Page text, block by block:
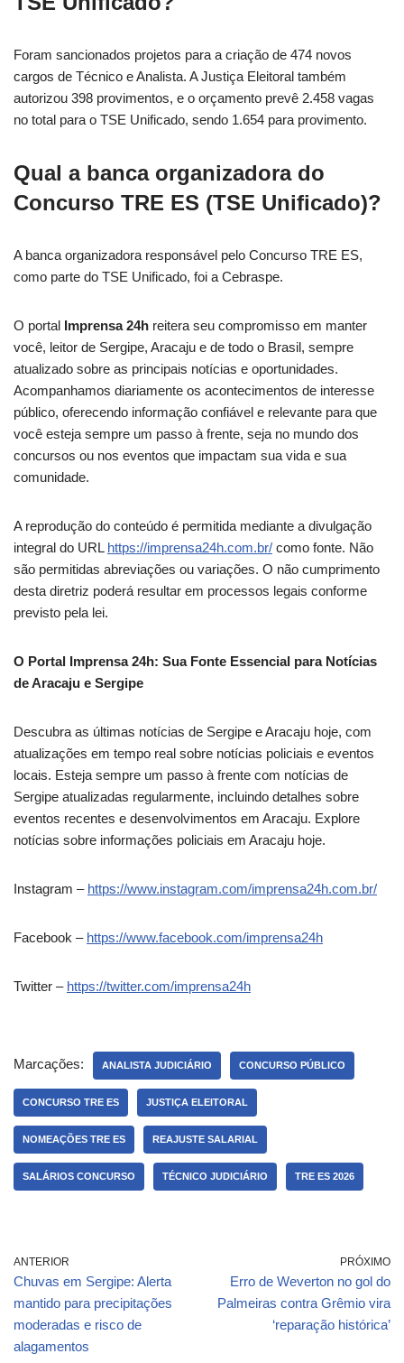
Foram sancionados projetos para a criação de 474 novos
cargos de Técnico e Analista. A Justiça Eleitoral também
autorizou 398 provimentos, e o orçamento prevê 2.458 vagas
no total para o TSE Unificado, sendo 1.654 para provimento.
Qual a banca organizadora do
Concurso TRE ES (TSE Unificado)?
A banca organizadora responsável pelo Concurso TRE ES,
como parte do TSE Unificado, foi a Cebraspe.
O portal Imprensa 24h reitera seu compromisso em manter
você, leitor de Sergipe, Aracaju e de todo o Brasil, sempre
atualizado sobre as principais notícias e oportunidades.
Acompanhamos diariamente os acontecimentos de interesse
público, oferecendo informação confiável e relevante para que
você esteja sempre um passo à frente, seja no mundo dos
concursos ou nos eventos que impactam sua vida e sua
comunidade.
A reprodução do conteúdo é permitida mediante a divulgação
integral do URL https://imprensa24h.com.br/ como fonte. Não
são permitidas abreviações ou variações. O não cumprimento
desta diretriz poderá resultar em processos legais conforme
previsto pela lei.
O Portal Imprensa 24h: Sua Fonte Essencial para Notícias
de Aracaju e Sergipe
Descubra as últimas notícias de Sergipe e Aracaju hoje, com
atualizações em tempo real sobre notícias policiais e eventos
locais. Esteja sempre um passo à frente com notícias de
Sergipe atualizadas regularmente, incluindo detalhes sobre
eventos recentes e desenvolvimentos em Aracaju. Explore
notícias sobre informações policiais em Aracaju hoje.
Instagram – https://www.instagram.com/imprensa24h.com.br/
Facebook – https://www.facebook.com/imprensa24h
Twitter – https://twitter.com/imprensa24h
Marcações: ANALISTA JUDICIÁRIO CONCURSO PÚBLICO
CONCURSO TRE ES JUSTIÇA ELEITORAL
NOMEAÇÕES TRE ES REAJUSTE SALARIAL
SALÁRIOS CONCURSO TÉCNICO JUDICIÁRIO TRE ES 2026
ANTERIOR
Chuvas em Sergipe: Alerta
mantido para precipitações
moderadas e risco de
alagamentos
PRÓXIMO
Erro de Weverton no gol do
Palmeiras contra Grêmio vira
‘reparação histórica’